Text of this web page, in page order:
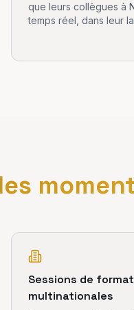
que leurs collègues à
temps réel, dans leur
les
Sessions de
multinationales